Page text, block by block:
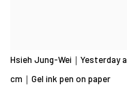
Hsieh Jung-Wei｜Yesterday
cm｜Gel ink pen on paper